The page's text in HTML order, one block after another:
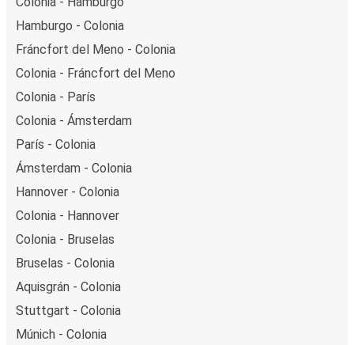
Hamburgo - Colonia
Fráncfort del Meno - Colonia
Colonia - Fráncfort del Meno
Colonia - París
Colonia - Ámsterdam
París - Colonia
Ámsterdam - Colonia
Hannover - Colonia
Colonia - Hannover
Colonia - Bruselas
Bruselas - Colonia
Aquisgrán - Colonia
Stuttgart - Colonia
Múnich - Colonia